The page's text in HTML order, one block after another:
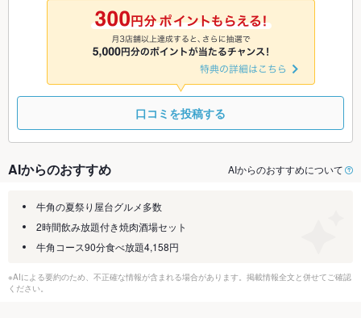
9/6
◎ ◎ ◎ ◎
口コミを投稿する
AIからのおすすめ AIからのおすすめについて
牛角の夏祭り屋台グルメ多数
2時間飲み放題付き焼肉酒場セット
牛角コース90分食べ放題4,158円
※AIによる要約のため、不正確な情報が含まれる場合があります。掲載情報全文と併せてご確認
ください。